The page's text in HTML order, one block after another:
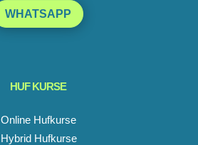
WHATSAPP
HUF KURSE
Online Hufkurse
Hybrid Hufkurse